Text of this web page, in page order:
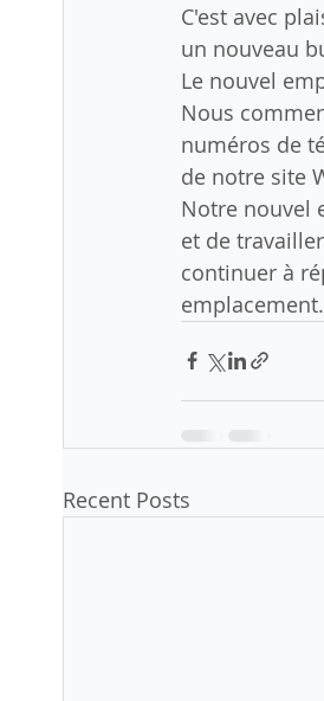
C'est avec
un nouveau
Le nouvel
Nous
numéros de
de notre site
Notre nouvel
et de
continuer à
emplacement.
Recent Posts